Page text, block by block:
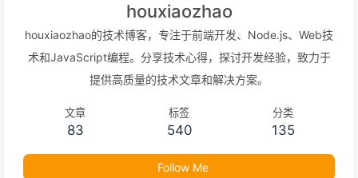
houxiaozhao
houxiaozhao的技术博客，专注于前端开发、Node.js、Web技
术和JavaScript编程。分享技术心得，探讨开发经验，致力于
提供高质量的技术文章和解决方案。
文章
83
标签
540
分类
135
Follow Me